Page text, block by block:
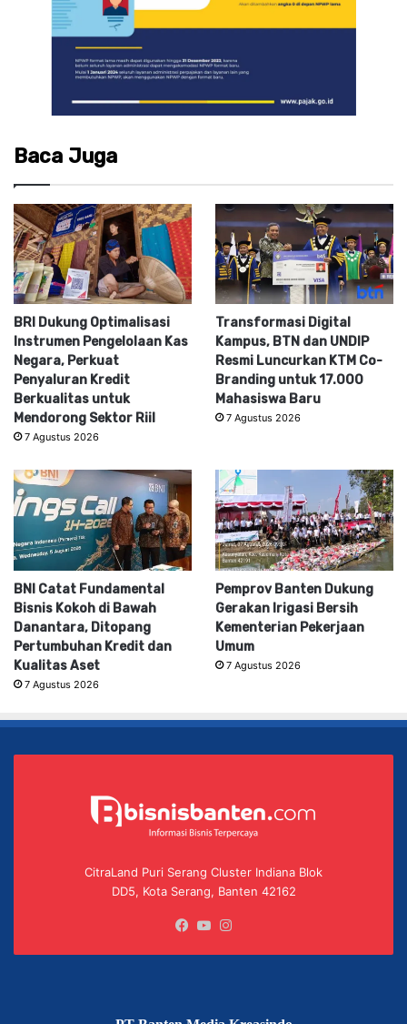
Baca Juga
BRI Dukung Optimalisasi
Instrumen Pengelolaan Kas
Negara, Perkuat
Penyaluran Kredit
Berkualitas untuk
Mendorong Sektor Riil
7 Agustus 2026
Transformasi Digital
Kampus, BTN dan UNDIP
Resmi Luncurkan KTM Co-
Branding untuk 17.000
Mahasiswa Baru
7 Agustus 2026
BNI Catat Fundamental
Bisnis Kokoh di Bawah
Danantara, Ditopang
Pertumbuhan Kredit dan
Kualitas Aset
7 Agustus 2026
Pemprov Banten Dukung
Gerakan Irigasi Bersih
Kementerian Pekerjaan
Umum
7 Agustus 2026
CitraLand Puri Serang Cluster Indiana Blok
DD5, Kota Serang, Banten 42162
Facebook
YouTube